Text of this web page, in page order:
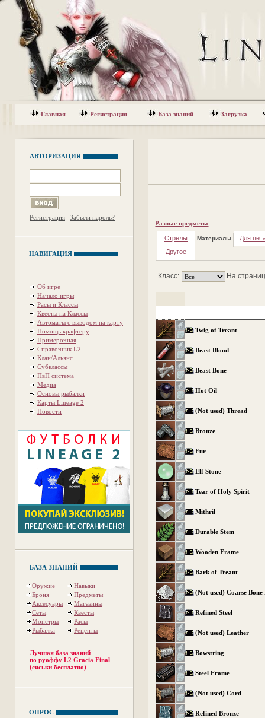
Главная Регистрация База знаний Загрузка
АВТОРИЗАЦИЯ
Регистрация Забыли пароль?
НАВИГАЦИЯ
Об игре
Начало игры
Расы и Классы
Квесты на Классы
Автоматы с выводом на карту
Помощь крафтеру
Примерочная
Справочник L2
Клан/Альянс
Субклассы
ПвП система
Медиа
Основы рыбалки
Карты Lineage 2
Новости
БАЗА ЗНАНИЙ
Оружие
Навыки
Броня
Предметы
Аксесуары
Магазины
Сеты
Квесты
Монстры
Расы
Рыбалка
Рецепты
Лучшая база знаний
по руоффу L2 Gracia Final
(сиськи бесплатно)
ОПРОС
Разные предметы
Стрелы Материалы
Для
Другое
Класс: На
Twig of Treant
Beast Blood
Beast Bone
Hot Oil
(Not used) Thread
Bronze
Fur
Elf Stone
Tear of Holy Spirit
Mithril
Durable Stem
Wooden Frame
Bark of Treant
(Not used) Coarse Bone
Refined Steel
(Not used) Leather
Bowstring
Steel Frame
(Not used) Cord
Refined Bronze